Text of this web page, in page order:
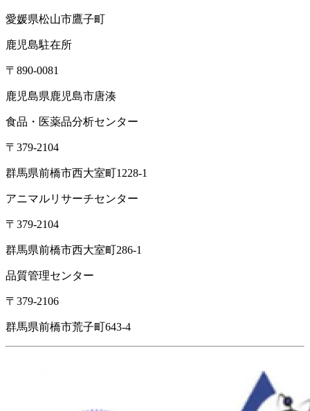
愛媛県松山市鷹子町
鹿児島駐在所
〒890-0081
鹿児島県鹿児島市唐湊
食品・医薬品分析センター
〒379-2104
群馬県前橋市西大室町1228-1
アニマルリサーチセンター
〒379-2104
群馬県前橋市西大室町286-1
品質管理センター
〒379-2106
群馬県前橋市荒子町643-4